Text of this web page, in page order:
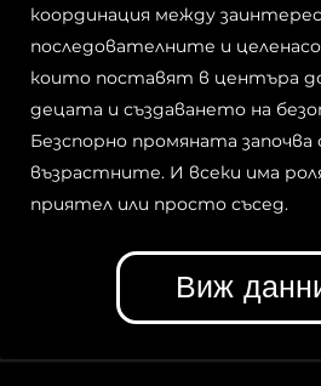
За кампанията
координация между
последователните и
които поставят в центъра
децата и създаването на
Безспорно промяната започва
възрастните. И всеки има
приятел или просто съсед.
Виж